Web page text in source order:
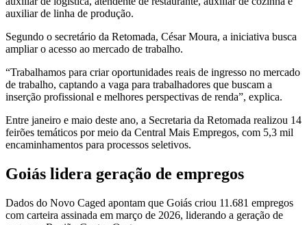
auxiliar de linha de produção.
Segundo o secretário da Retomada, César Moura, a iniciativa busca
ampliar o acesso ao mercado de trabalho.
“Trabalhamos para criar oportunidades reais de ingresso no mercado
de trabalho, captando a vaga para trabalhadores que buscam a
inserção profissional e melhores perspectivas de renda”, explica.
Entre janeiro e maio deste ano, a Secretaria da Retomada realizou 14
feirões temáticos por meio da Central Mais Empregos, com 5,3 mil
encaminhamentos para processos seletivos.
Goiás lidera geração de empregos
Dados do Novo Caged apontam que Goiás criou 11.681 empregos
com carteira assinada em março de 2026, liderando a geração de